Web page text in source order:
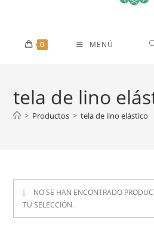
0 MENÚ
tela de lino
> Productos > tela de lino elástico
NO SE HAN ENCONTRADO
TU SELECCIÓN.